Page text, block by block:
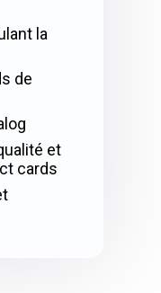
la
de
et
cards